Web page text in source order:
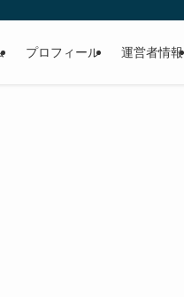
プロフィール 運営者情報